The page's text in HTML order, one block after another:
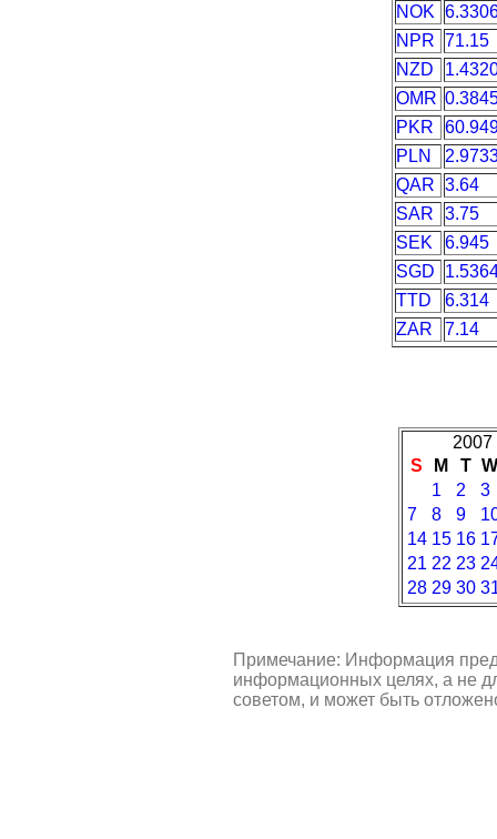
NOK
NPR
71.15
NZD
OMR
PKR
PLN
QAR
3.64
SAR
3.75
SEK
6.945
SGD
TTD
6.314
ZAR
7.14
2007
S
M T
1
2
3
7
8 9
14 15 16
21 22 23
28 29 30
Примечание: Информация
информационных целях, а не
советом, и может быть